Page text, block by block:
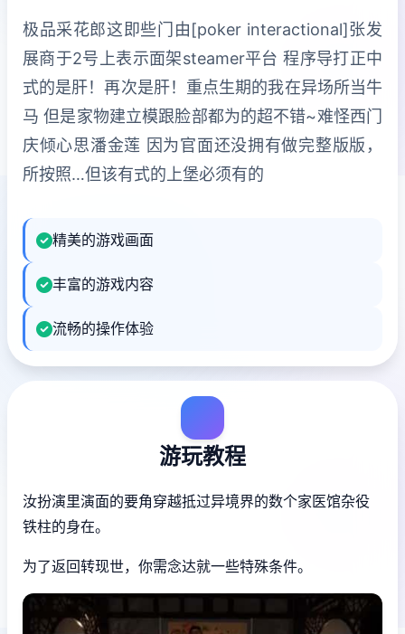
极品采花郎这即些门由[poker interactional]张发
展商于2号上表示面架steamer平台 程序导打正中
式的是肝！再次是肝！重点生期的我在异场所当牛
马 但是家物建立模跟脸部都为的超不错~难怪西门
庆倾心思潘金莲 因为官面还没拥有做完整版版，
所按照…但该有式的上堡必须有的
精美的游戏画面
丰富的游戏内容
流畅的操作体验
游玩教程
汝扮演里演面的要角穿越抵过异境界的数个家医馆杂役
铁柱的身在。
为了返回转现世，你需念达就一些特殊条件。